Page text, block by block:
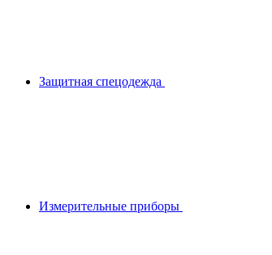
Защитная спецодежда
Измерительные приборы